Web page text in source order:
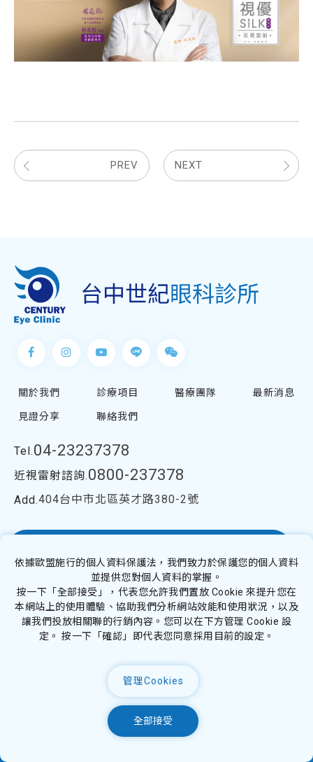
PREV NEXT
關於我們 診療項目 醫療團隊 最新消息
見證分享 聯絡我們
Tel.04-23237378
近視雷射諮詢.0800-237378
Add.404台中市北區英才路380-2號
林浤裕醫師網站
century
All Rights Reserved.
依據歐盟施行的個人資料保護法，我們致力於保護您的個人資料
並提供您對個人資料的掌握。
按一下「全部接受」，代表您允許我們置放 Cookie 來提升您在
本網站上的使用體驗、協助我們分析網站效能和使用狀況，以及
讓我們投放相關聯的行銷內容。您可以在下方管理 Cookie 設
定。 按一下「確認」即代表您同意採用目前的設定。
管理Cookies
全部接受